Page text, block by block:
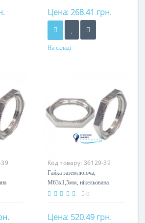
Цена: 268.41 грн.
На складі
Код товару: 36129-39
Гайка заземлююча,
M63x1,5мм, нікельована
латунь, тип А
0
Цена: 520.49 грн.